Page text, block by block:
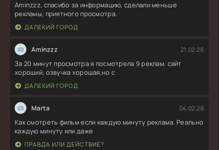
Aminzzz, спасибо за информацию, сделали меньше
рекламы, приятного просмотра.
ДАЛЕКИЙ ГОРОД
Aminzzz 21.02.26
За 20 минут просмотра я посмотрела 9 реклам. сайт
хороший, озвучка хорошая,но с
ДАЛЕКИЙ ГОРОД
Marta 04.02.26
Как смотреть фильм если каждую минуту реклама. Реально
каждую минуту или даже
ПРАВДА ИЛИ ДЕЙСТВИЕ?